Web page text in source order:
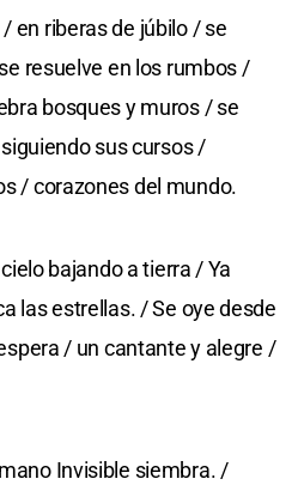
en riberas de júbilo / se
resuelve en los rumbos /
bosques y muros / se
sus cursos /
/ corazones del mundo.
bajando a tierra / Ya
las estrellas. / Se oye desde
/ un cantante y alegre /
Invisible siembra. /